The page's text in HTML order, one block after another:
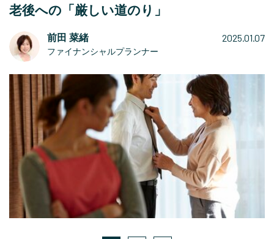
老後への「厳しい道のり」
前田 菜緒
ファイナンシャルプランナー
2025.01.07